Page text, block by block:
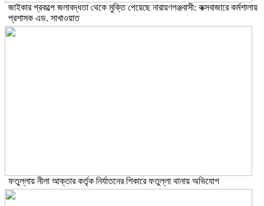
জাইকার প্রকল্পে জলাবদ্ধতা থেকে মুক্তি পেয়েছে নারায়ণগঞ্জবাসী: কক্সবাজারে কর্মশালায়
প্রশাসক এড. সাখাওয়াত
ফতুল্লায় নীলা আক্তার কর্তৃক নির্যাতনের শিকারে ফতুল্লা থানায় অভিযোগ